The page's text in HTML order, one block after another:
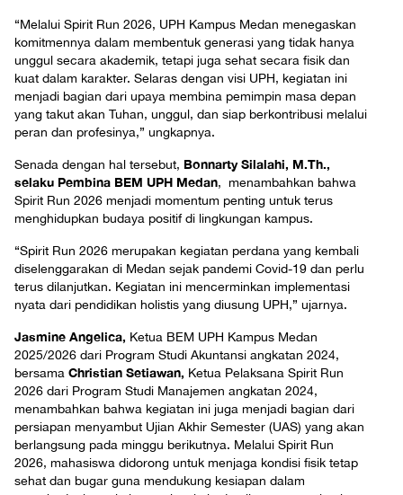
“Melalui Spirit Run 2026, UPH Kampus Medan menegaskan
komitmennya dalam membentuk generasi yang tidak hanya
unggul secara akademik, tetapi juga sehat secara fisik dan
kuat dalam karakter. Selaras dengan visi UPH, kegiatan ini
menjadi bagian dari upaya membina pemimpin masa depan
yang takut akan Tuhan, unggul, dan siap berkontribusi melalui
peran dan profesinya,” ungkapnya.
Senada dengan hal tersebut, Bonnarty Silalahi, M.Th.,
selaku Pembina BEM UPH Medan, menambahkan bahwa
Spirit Run 2026 menjadi momentum penting untuk terus
menghidupkan budaya positif di lingkungan kampus.
“Spirit Run 2026 merupakan kegiatan perdana yang kembali
diselenggarakan di Medan sejak pandemi Covid-19 dan perlu
terus dilanjutkan. Kegiatan ini mencerminkan implementasi
nyata dari pendidikan holistis yang diusung UPH,” ujarnya.
Jasmine Angelica, Ketua BEM UPH Kampus Medan
2025/2026 dari Program Studi Akuntansi angkatan 2024,
bersama Christian Setiawan, Ketua Pelaksana Spirit Run
2026 dari Program Studi Manajemen angkatan 2024,
menambahkan bahwa kegiatan ini juga menjadi bagian dari
persiapan menyambut Ujian Akhir Semester (UAS) yang akan
berlangsung pada minggu berikutnya. Melalui Spirit Run
2026, mahasiswa didorong untuk menjaga kondisi fisik tetap
sehat dan bugar guna mendukung kesiapan dalam